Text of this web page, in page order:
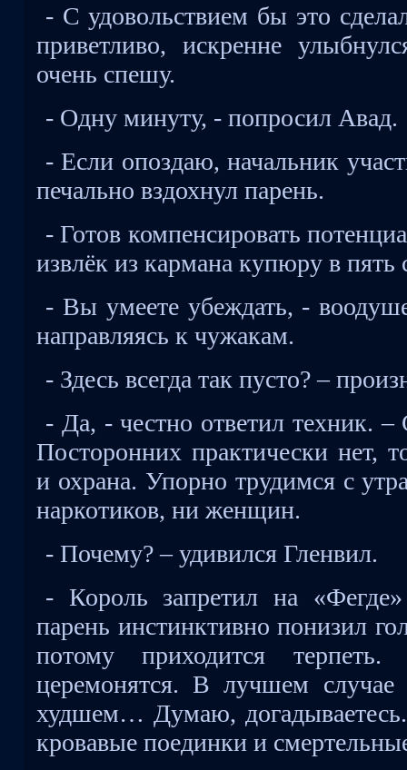
- С удовольствием бы это
приветливо, искренне
очень спешу.
- Одну минуту, - попросил Авад.
- Если опоздаю, начальник
печально вздохнул парень.
- Готов компенсировать
извлёк из кармана купюру в пять
- Вы умеете убеждать, -
направляясь к чужакам.
- Здесь всегда так пусто? –
- Да, - честно ответил техник.
Посторонних практически нет,
и охрана. Упорно трудимся с
наркотиков, ни женщин.
- Почему? – удивился Гленвил.
- Король запретил на
парень инстинктивно понизил
потому приходится
церемонятся. В лучшем
худшем… Думаю,
кровавые поединки и